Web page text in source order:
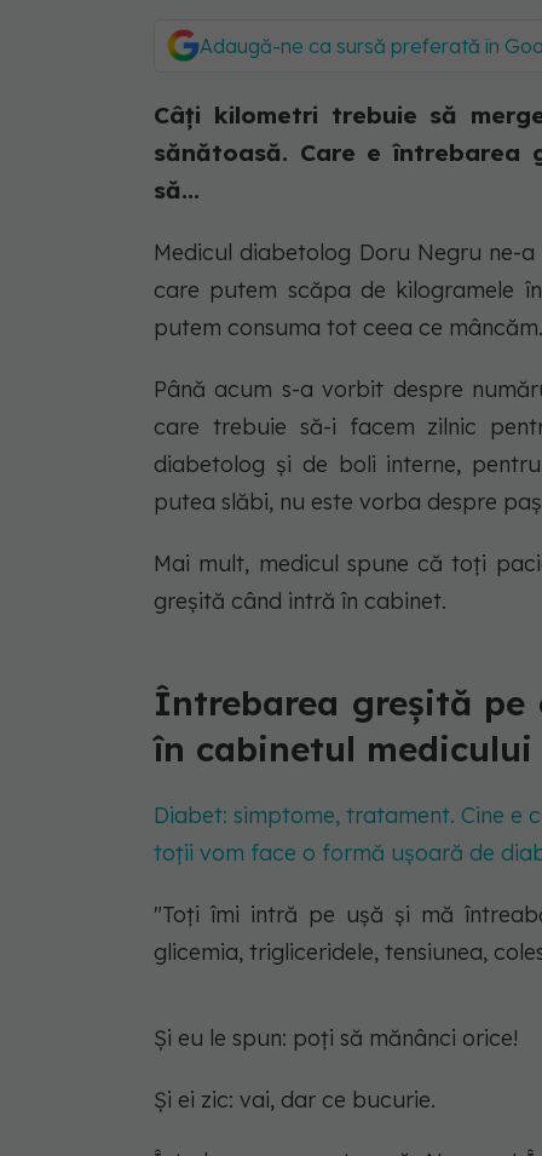
Adaugă-ne ca sursă preferată în
Câți kilometri trebuie să
sănătoasă. Care e întrebarea
să...
Medicul diabetolog Doru Negru ne-
care putem scăpa de kilogramele
putem consuma tot ceea ce mâncăm.
Până acum s-a vorbit despre
care trebuie să-i facem zilnic
diabetolog și de boli interne,
putea slăbi, nu este vorba despre
Mai mult, medicul spune că toți
greșită când intră în cabinet.
Întrebarea greșită
în cabinetul
Diabet: simptome, tratament. Cine e
toții vom face o formă ușoară de
"Toți îmi intră pe ușă și mă
glicemia, trigliceridele, tensiunea,
Și eu le spun: poți să mănânci orice!
Și ei zic: vai, dar ce bucurie.